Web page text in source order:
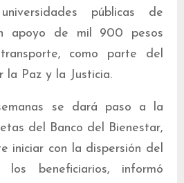
públicas de
apoyo de mil 900 pesos
como parte del
la Paz y la Justicia.
se dará paso a la
del Banco del Bienestar,
iniciar con la dispersión del
beneficiarios, informó